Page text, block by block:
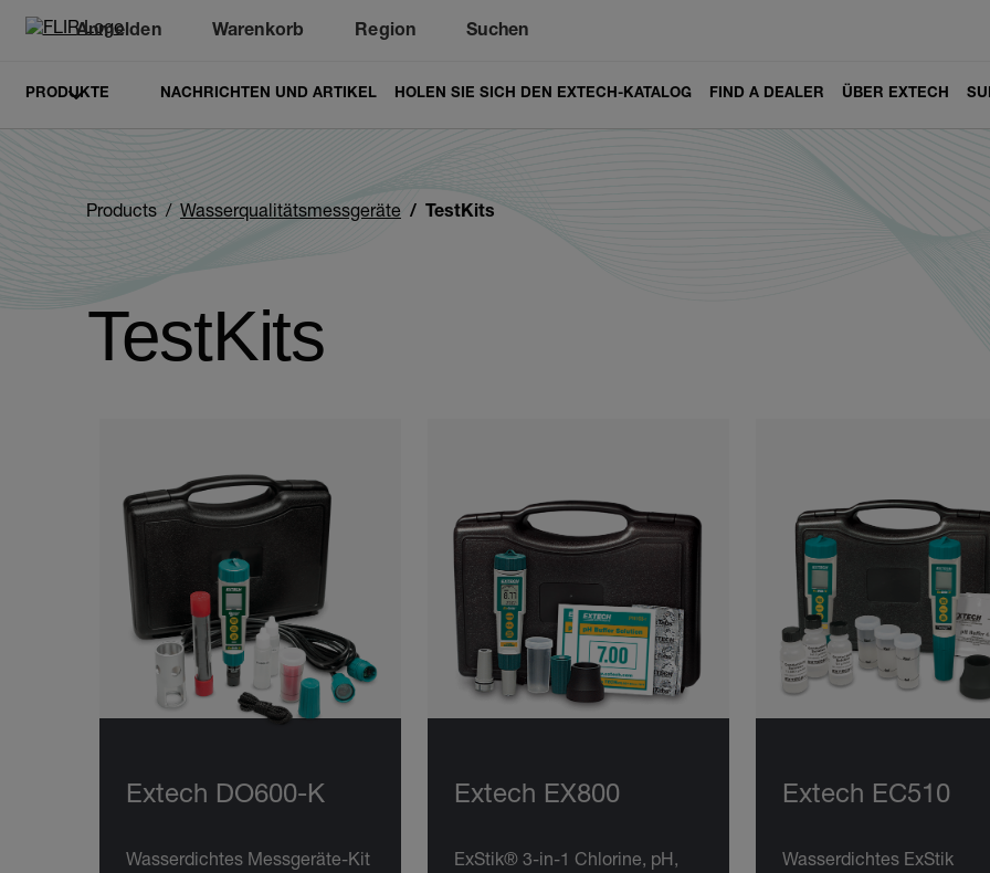
Anmelden
Unread messages
Warenkorb
Region Suchen
PRODUKTE NACHRICHTEN UND ARTIKEL HOLEN SIE SICH DEN EXTECH-KATALOG FIND A DEALER ÜBER EXTECH
Products Wasserqualitätsmessgeräte TestKits
TestKits
Extech DO600-K
Wasserdichtes Messgeräte-Kit
Extech EX800
ExStik® 3-in-1 Chlorine, pH,
Extech EC510
Wasserdichtes ExStik